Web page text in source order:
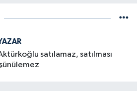
satılamaz, satılması